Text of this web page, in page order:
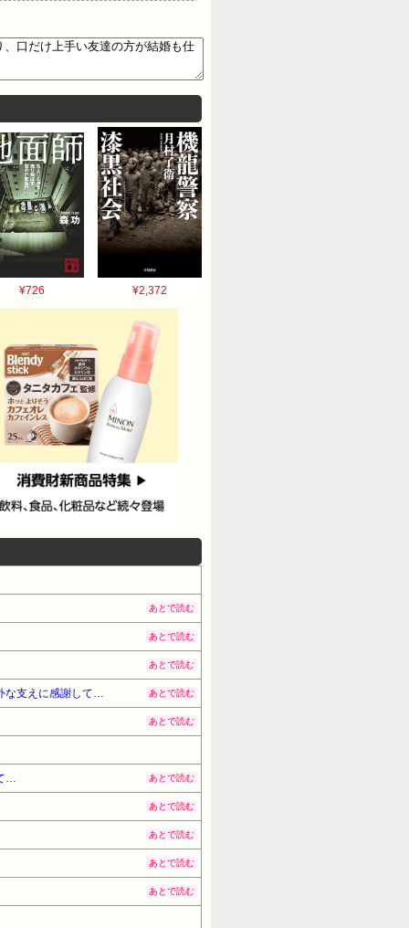
立てるまでに至らない愚痴・
¥726 ¥2,372
あとで読む
あとで読む
あとで読む
な支えに感謝して… あとで読む
あとで読む
… あとで読む
あとで読む
あとで読む
あとで読む
あとで読む